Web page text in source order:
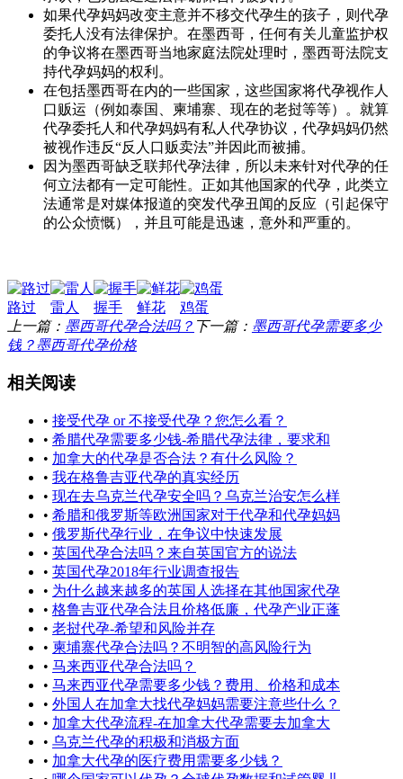
如果代孕妈妈改变主意并不移交代孕生的孩子，则代孕
委托人没有法律保护。在墨西哥，任何有关儿童监护权
的争议将在墨西哥当地家庭法院处理时，墨西哥法院支
持代孕妈妈的权利。
在包括墨西哥在内的一些国家，这些国家将代孕视作人
口贩运（例如泰国、柬埔寨、现在的老挝等等）。就算
代孕委托人和代孕妈妈有私人代孕协议，代孕妈妈仍然
被视作违反“反人口贩卖法”并因此而被捕。
因为墨西哥缺乏联邦代孕法律，所以未来针对代孕的任
何立法都有一定可能性。正如其他国家的代孕，此类立
法通常是对媒体报道的突发代孕丑闻的反应（引起保守
的公众愤慨），并且可能是迅速，意外和严重的。
路过 雷人 握手 鲜花
鸡蛋
上一篇： 墨西哥代孕合法吗？ 下一篇： 墨西哥代孕需要多少
钱？墨西哥代孕价格
相关阅读
• 接受代孕 or 不接受代孕？您怎么看？
• 希腊代孕需要多少钱-希腊代孕法律，要求和
• 加拿大的代孕是否合法？有什么风险？
• 我在格鲁吉亚代孕的真实经历
• 现在去乌克兰代孕安全吗？乌克兰治安怎么样
• 希腊和俄罗斯等欧洲国家对于代孕和代孕妈妈
• 俄罗斯代孕行业，在争议中快速发展
• 英国代孕合法吗？来自英国官方的说法
• 英国代孕2018年行业调查报告
• 为什么越来越多的英国人选择在其他国家代孕
• 格鲁吉亚代孕合法且价格低廉，代孕产业正蓬
• 老挝代孕-希望和风险并存
• 柬埔寨代孕合法吗？不明智的高风险行为
• 马来西亚代孕合法吗？
• 马来西亚代孕需要多少钱？费用、价格和成本
• 外国人在加拿大找代孕妈妈需要注意些什么？
• 加拿大代孕流程-在加拿大代孕需要去加拿大
• 乌克兰代孕的积极和消极方面
• 加拿大代孕的医疗费用需要多少钱？